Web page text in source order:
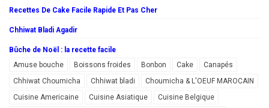
Recettes De Cake Facile Rapide Et Pas Cher
Chhiwat Bladi Agadir
Bûche de Noël : la recette facile
Amuse bouche
Boissons froides Bonbon Cake
Canapés
Chhiwat Choumicha
Chhiwat bladi
Choumicha & L'OEUF MAROCAIN
Cuisine Americaine
Cuisine Asiatique
Cuisine Belgique